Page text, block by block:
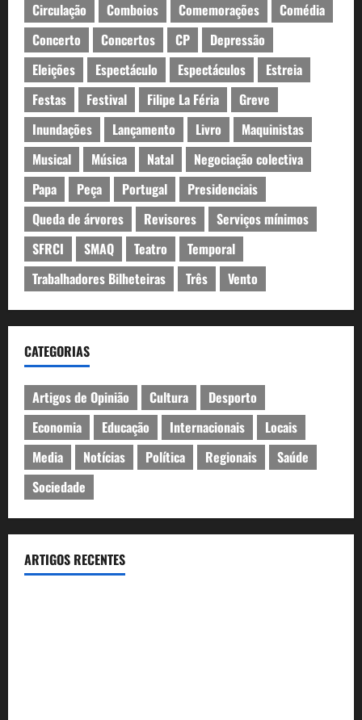
Circulação
Comboios Comemorações
Comédia
Concerto
Concertos CP
Depressão
Eleições
Espectáculo Espectáculos
Estreia
Festas
Festival Filipe La Féria
Greve
Inundações
Lançamento Livro
Maquinistas
Musical
Música Natal
Negociação colectiva
Papa
Peça Portugal
Presidenciais
Queda de árvores
Revisores
Serviços mínimos
SFRCI
SMAQ Teatro
Temporal
Trabalhadores Bilheteiras
Três Vento
CATEGORIAS
Artigos de Opinião Cultura
Desporto
Economia
Educação Internacionais
Locais
Media
Notícias Política Regionais
Saúde
Sociedade
ARTIGOS RECENTES